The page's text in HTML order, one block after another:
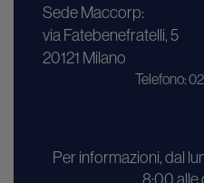
Sede Maccorp:
via Fatebenefratelli, 5
20121 Milano
Telefono:
Per informazioni, dal
8:00 alle